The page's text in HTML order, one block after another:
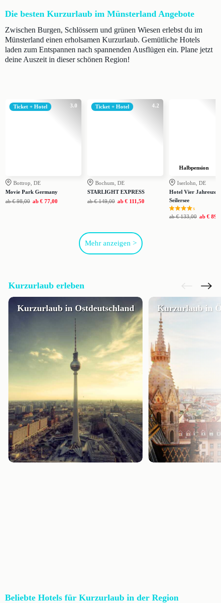
Die besten Kurzurlaub im Münsterland Angebote
Zwischen Burgen, Schlössern und grünen Wiesen erlebst du im
Münsterland einen erholsamen Kurzurlaub. Gemütliche Hotels
laden zum Entspannen nach spannenden Ausflügen ein. Plane jetzt
deine Auszeit in dieser schönen Region!
3.0
Ticket + Hotel
Bottrop, DE
Movie Park Germany
ab € 98,00 ab € 77,00
4.2
Ticket + Hotel
Bochum, DE
STARLIGHT EXPRESS
ab € 149,00 ab € 111,50
Halbpension
Iserlohn, DE
Hotel Vier
Seilersee
s
ab € 133,00 ab €
Mehr anzeigen >
Kurzurlaub erleben
Kurzurlaub in Ostdeutschland Kurzurlaub in
Beliebte Hotels für Kurzurlaub in der Region